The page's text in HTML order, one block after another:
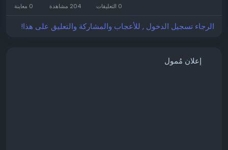
https://thebusinessworldwide.com/donald-trump-
pauses-iran-strikes/
#DonaldTrump #IranStrikes #BusinessWorldwide
204 مشاهدة 0 معاينة
الرجاء تسجيل الدخول , للأعجاب والمشاركة والتعليق على هذا!
إعلان مُمول